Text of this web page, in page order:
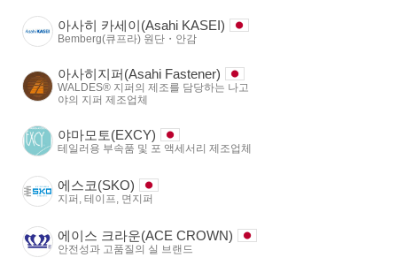
아사히 카세이(Asahi KASEI)
Bemberg(큐프라) 원단・안감
아사히지퍼(Asahi Fastener)
WALDES® 지퍼의 제조를 담당하는 나고
야의 지퍼 제조업체
야마모토(EXCY)
테일러용 부속품 및 포 액세서리 제조업체
에스코(SKO)
지퍼, 테이프, 면지퍼
에이스 크라운(ACE CROWN)
안전성과 고품질의 실 브랜드